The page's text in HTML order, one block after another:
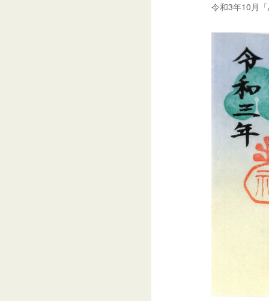
令和3年10月